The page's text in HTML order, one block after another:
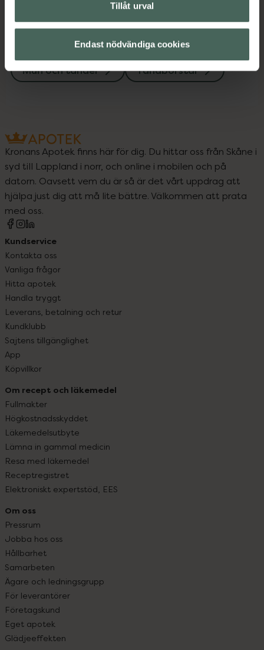
Tillåt urval
Endast nödvändiga cookies
Upptäck flera produkter inom
Mun och tänder Tandborstar
Kronans Apotek finns här för dig. Du hittar oss från Skåne i
syd till Lappland i norr, och online i mobilen och på
datorn. Oavsett vem du är så är det vårt uppdrag att
hjälpa just dig att må lite bättre. Välkommen att prata
med oss.
Kundservice
Kontakta oss
Vanliga frågor
Hitta apotek
Handla tryggt
Leverans, betalning och retur
Kundklubb
Sajtens tillgänglighet
App
Köpvillkor
Om recept och läkemedel
Fullmakter
Högkostnadsskyddet
Läkemedelsutbyte
Lämna in gammal medicin
Resa med läkemedel
Receptregistret
Elektroniskt expertstöd, EES
Om oss
Pressrum
Jobba hos oss
Hållbarhet
Samarbeten
Ägare och ledningsgrupp
För leverantörer
Företagskund
Eget apotek
Glädjeeffekten